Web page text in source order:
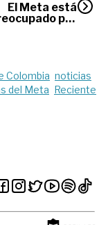
El Meta está
por
Colombia noticias
del Meta Reciente